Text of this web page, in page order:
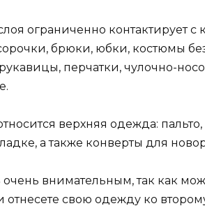
ограниченно контактирует с
брюки, юбки, костюмы
перчатки, чулочно-
верхняя одежда:
а также конверты для
внимательным, так как
свою одежду ко